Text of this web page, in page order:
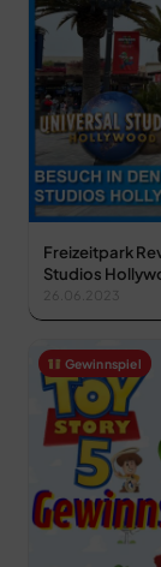
Freizeitpark
Studios
Gewinnspiel